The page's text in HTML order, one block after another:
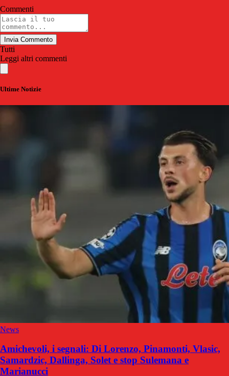
Commenti
Invia Commento
Tutti
Leggi altri commenti
Ultime Notizie
News
Amichevoli, i segnali: Di Lorenzo, Pinamonti, Vlasic,
Samardzic, Dallinga, Solet e stop Sulemana e
Marianucci